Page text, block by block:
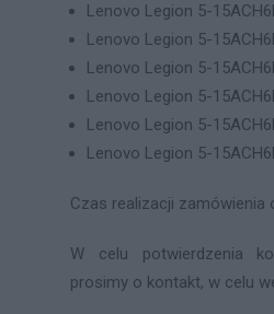
Lenovo Legion 5-
Lenovo Legion 5-
Lenovo Legion 5-
Lenovo Legion 5-
Lenovo Legion 5-
Lenovo Legion 5-
Czas realizacji zamówienia
W celu potwierdzenia
prosimy o kontakt, w celu